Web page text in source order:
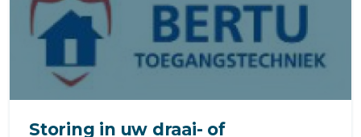
Storing in uw draai- of